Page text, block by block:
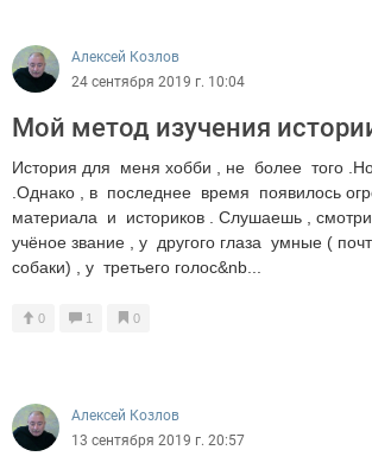
Алексей Козлов
24 сентября 2019 г. 10:04
Мой метод изучения
История для меня хобби , не более того
.Однако , в последнее время появилось
материала и историков . Слушаешь ,
учёное звание , у другого глаза умные (
собаки) , у третьего голос&nb...
0 1 0
Алексей Козлов
13 сентября 2019 г. 20:57